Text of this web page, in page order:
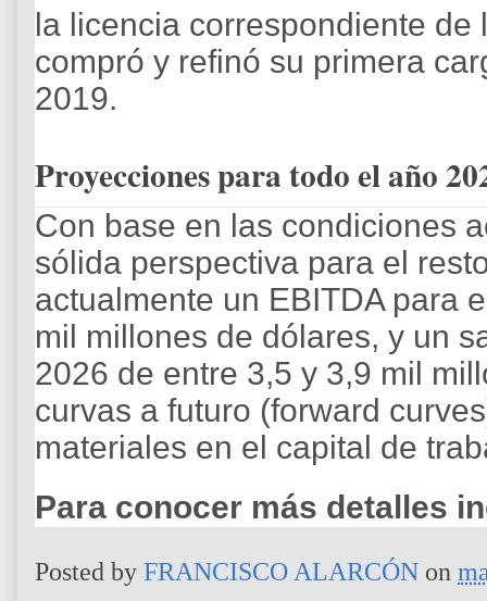
la licencia correspondiente
compró y refinó su primera
2019.
Proyecciones para todo el año
Con base en las condiciones
sólida perspectiva para el
actualmente un EBITDA para
mil millones de dólares, y un
2026 de entre 3,5 y 3,9 mil
curvas a futuro (forward
materiales en el capital de
Para conocer más detalles
Posted by FRANCISCO ALARCÓN on